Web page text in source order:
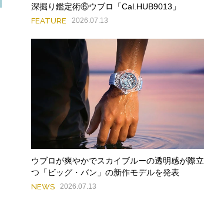
深掘り鑑定術⑥ウブロ「Cal.HUB9013」
FEATURE 2026.07.13
ウブロが爽やかでスカイブルーの透明感が際立
つ「ビッグ・バン」の新作モデルを発表
NEWS 2026.07.13